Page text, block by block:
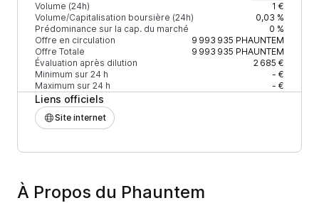
Volume (24h)
1 €
Volume/Capitalisation boursière (24h)
0,03 %
Prédominance sur la cap. du marché
0 %
Offre en circulation
9 993 935 PHAUNTEM
Offre Totale
9 993 935 PHAUNTEM
Évaluation après dilution
2 685 €
Minimum sur 24 h
- €
Maximum sur 24 h
- €
Liens officiels
Site internet
À Propos du Phauntem